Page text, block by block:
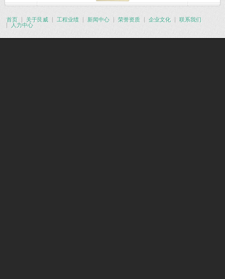
首页 关于艮威 工程业绩 新闻中心 荣誉资质 企业文化
联系我们
人力中心